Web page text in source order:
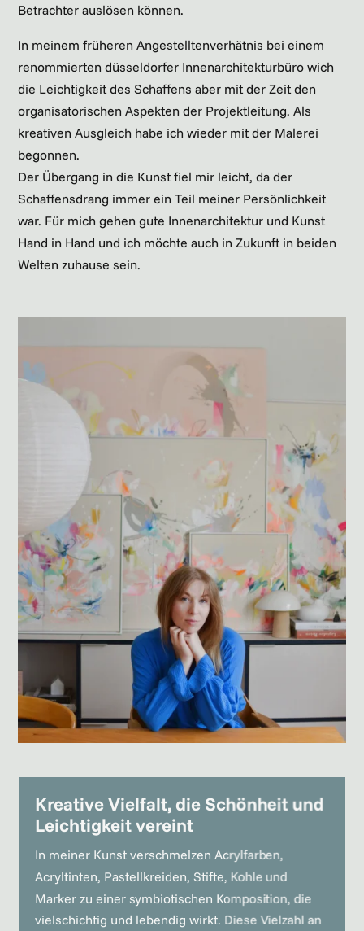
Betrachter auslösen können.
In meinem früheren Angestelltenverhätnis bei einem
renommierten düsseldorfer Innenarchitekturbüro wich
die Leichtigkeit des Schaffens aber mit der Zeit den
organisatorischen Aspekten der Projektleitung. Als
kreativen Ausgleich habe ich wieder mit der Malerei
begonnen.
Der Übergang in die Kunst fiel mir leicht, da der
Schaffensdrang immer ein Teil meiner Persönlichkeit
war. Für mich gehen gute Innenarchitektur und Kunst
Hand in Hand und ich möchte auch in Zukunft in beiden
Welten zuhause sein.
Kreative Vielfalt, die Schönheit und
Leichtigkeit vereint
In meiner Kunst verschmelzen Acrylfarben,
Acryltinten, Pastellkreiden, Stifte, Kohle und
Marker zu einer symbiotischen Komposition, die
vielschichtig und lebendig wirkt. Diese Vielzahl an